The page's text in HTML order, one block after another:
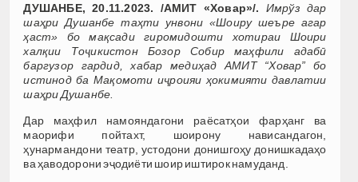
ДУШАНБЕ, 20.11.2023. /АМИТ «Ховар»/.
Имрўз дар
шаҳри Душанбе таҳти унвони «Шоиру шеъре агар
ҳаст» бо мақсади гиромидошти хотираи Шоири
халқии Тоҷикистон Бозор Собир маҳфили адабӣ
баргузор гардид, хабар медиҳад АМИТ “Ховар” бо
истинод ба Мақомоти иҷроияи ҳокимияти давлатии
шаҳри Душанбе.
Дар маҳфил намояндагони раёсатҳои фарҳанг ва
маорифи пойтахт, шоирону нависандагон,
ҳунармандони театр, устодони донишгоҳу донишкадаҳо
ва ҳаводорони эҷодиёти шоир иштирок намуданд.